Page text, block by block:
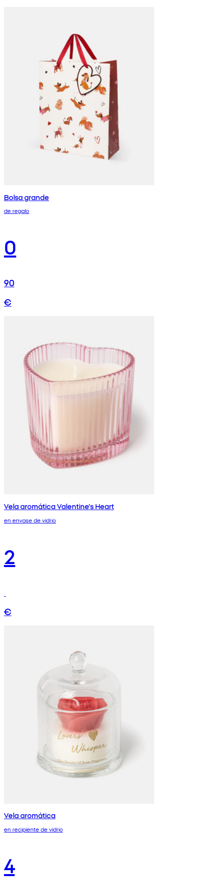
Bolsa grande
de regalo
0
90
€
Vela aromática Valentine's Heart
en envase de vidrio
2
€
Vela aromática
en recipiente de vidrio
4